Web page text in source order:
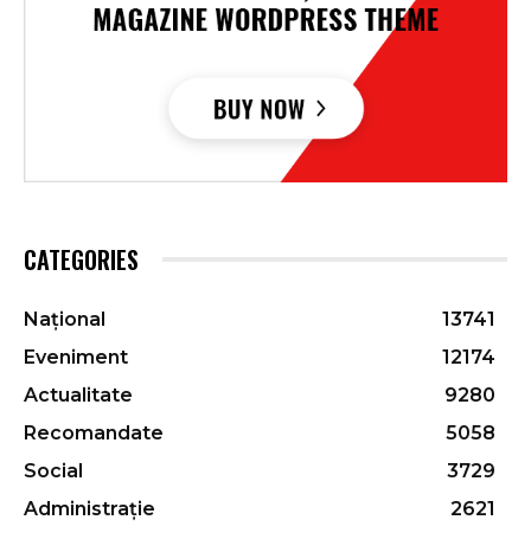
CATEGORIES
Național
13741
Eveniment
12174
Actualitate
9280
Recomandate
5058
Social
3729
Administrație
2621